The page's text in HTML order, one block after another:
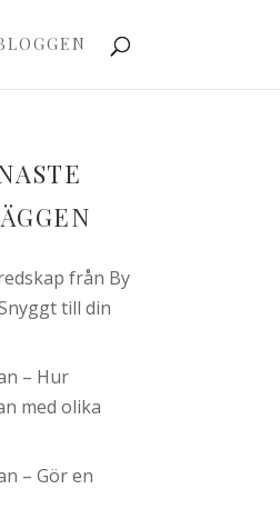
från By
till din
– Hur
med olika
– Gör en